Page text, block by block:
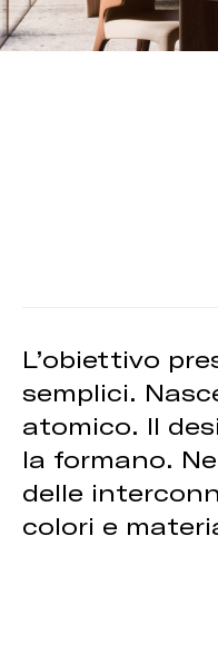
L’obiettivo
semplici.
atomico. Il
la formano.
delle
colori e